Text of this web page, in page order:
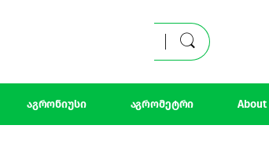
აგრონიუსი აგრომეტრი About